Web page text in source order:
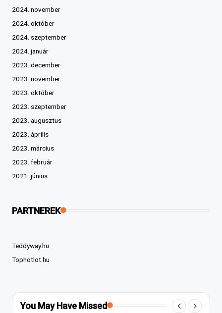
2024. november
2024. október
2024. szeptember
2024. január
2023. december
2023. november
2023. október
2023. szeptember
2023. augusztus
2023. április
2023. március
2023. február
2021. június
PARTNEREK
Teddyway.hu
Tophotlot.hu
You May Have Missed